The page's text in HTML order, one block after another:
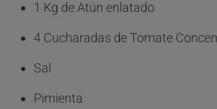
1 Kg de Atún enlatado
4 Cucharadas de Tomate
Sal
Pimienta